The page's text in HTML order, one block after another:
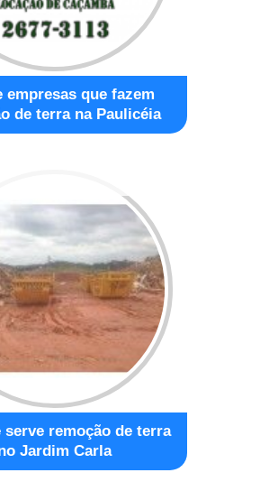
empresas que fazem
de terra na Paulicéia
serve remoção de terra
Jardim Carla